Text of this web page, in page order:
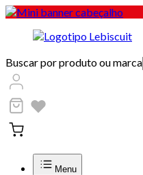
Buscar por produto ou marca
Menu